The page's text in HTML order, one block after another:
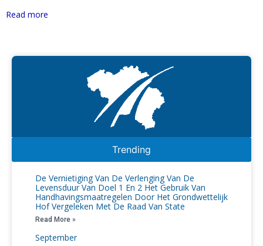
Read more
Trending
De Vernietiging Van De Verlenging Van De
Levensduur Van Doel 1 En 2 Het Gebruik Van
Handhavingsmaatregelen Door Het Grondwettelijk
Hof Vergeleken Met De Raad Van State
Read More »
September